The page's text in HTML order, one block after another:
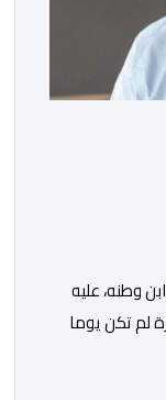
وطنه، عليه
لم تكن يوما